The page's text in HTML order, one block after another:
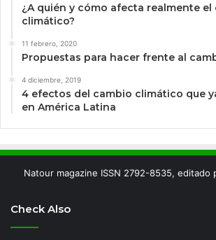
¿A quién y cómo afecta realmente el
climático?
11 febrero, 2020
Propuestas para hacer frente al
4 diciembre, 2019
4 efectos del cambio climático que
en América Latina
Natour magazine ISSN 2792-8535, editado
Check Also